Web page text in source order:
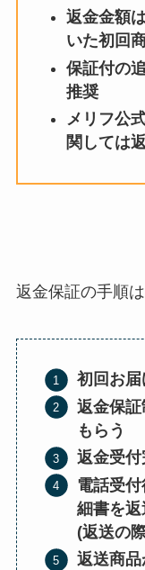
返金金額
いた初回
保証付の
推奨
メリフ公
関しては
返金保証の手順は
初回お
返金保
もらう
返金受付
電話受
細書を返
(返送の
返送商